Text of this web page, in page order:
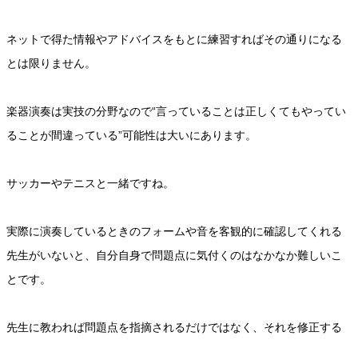
ネットで得た情報やアドバイスをもとに練習すればその通りになる
とは限りません。
楽器演奏は実技の分野なので“言っていることは正しくてもやってい
ることが間違っている”可能性は大いにあります。
サッカーやテニスと一緒ですね。
実際に演奏しているときのフォームや音を客観的に確認してくれる
先生がいないと、自分自身で問題点に気付くのはなかなか難しいこ
とです。
先生に教われば問題点を指摘されるだけではなく、それを修正する